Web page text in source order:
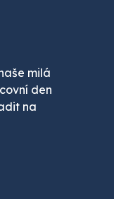
milá
den
na